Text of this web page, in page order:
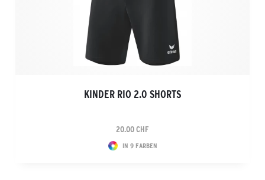
KINDER RIO 2.0 SHORTS
20.00 CHF
IN 9 FARBEN